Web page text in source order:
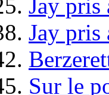
Jay pris
Jay pris
Sur le